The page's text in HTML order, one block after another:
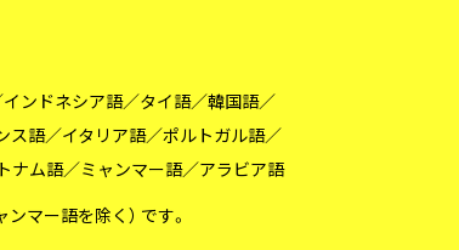
インドネシア語／タイ語／韓国語／
ス語／イタリア語／ポルトガル語／
ナム語／ミャンマー語／アラビア語
マー語を除く） です。